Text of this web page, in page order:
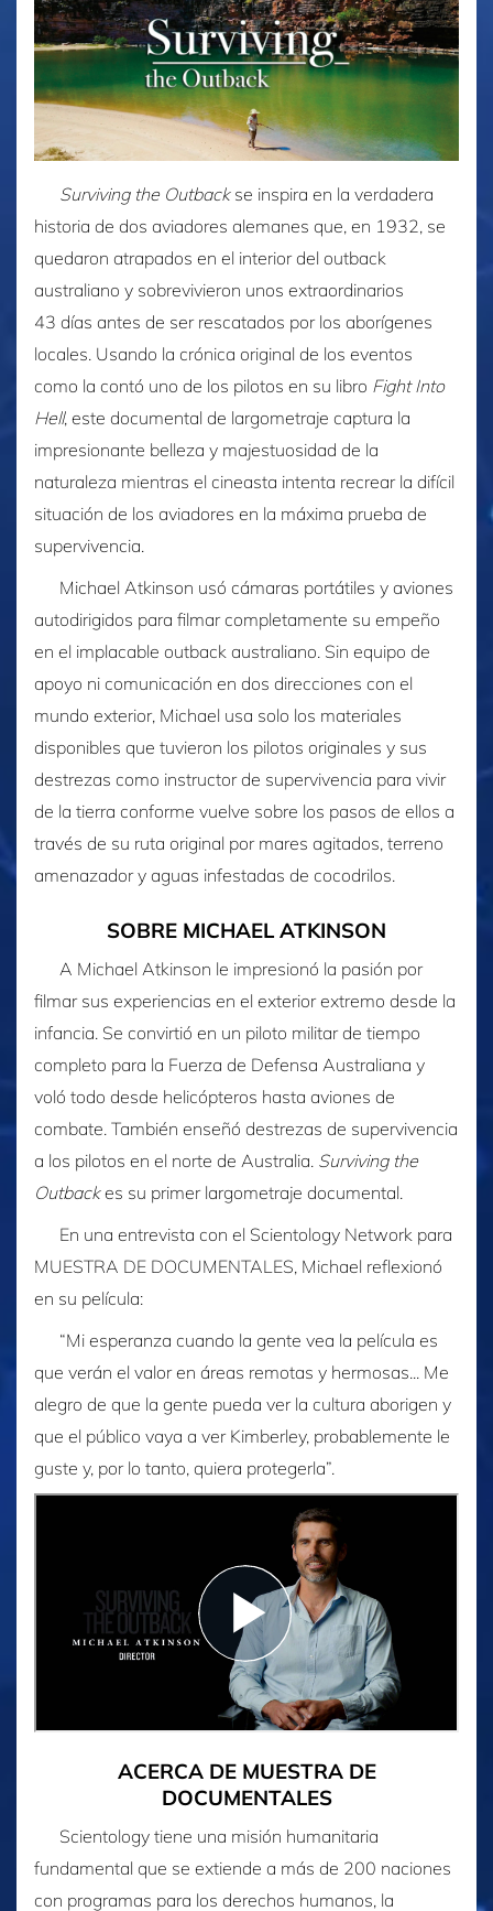
Surviving the Outbackse inspira en la verdadera
historia de dos aviadores alemanes que, en 1932, se
quedaron atrapados en el interior del outback
australiano y sobrevivieron unos extraordinarios
43 días antes de ser rescatados por los aborígenes
locales. Usando la crónica original de los eventos
como la contó uno de los pilotos en su libro Fight Into
Hell, este documental de largometraje captura la
impresionante belleza y majestuosidad de la
naturaleza mientras el cineasta intenta recrear la difícil
situación de los aviadores en la máxima prueba de
supervivencia.
Michael Atkinson usó cámaras portátiles y aviones
autodirigidos para filmar completamente su empeño
en el implacable outback australiano. Sin equipo de
apoyo ni comunicación en dos direcciones con el
mundo exterior, Michael usa solo los materiales
disponibles que tuvieron los pilotos originales y sus
destrezas como instructor de supervivencia para vivir
de la tierra conforme vuelve sobre los pasos de ellos a
través de su ruta original por mares agitados, terreno
amenazador y aguas infestadas de cocodrilos.
SOBRE MICHAEL ATKINSON
A Michael Atkinson le impresionó la pasión por
filmar sus experiencias en el exterior extremo desde la
infancia. Se convirtió en un piloto militar de tiempo
completo para la Fuerza de Defensa Australiana y
voló todo desde helicópteros hasta aviones de
combate. También enseñó destrezas de supervivencia
a los pilotos en el norte de Australia. Surviving the
Outbackes su primer largometraje documental.
En una entrevista con el Scientology Network para
MUESTRA DE DOCUMENTALES, Michael reflexionó
en su película:
“Mi esperanza cuando la gente vea la película es
que verán el valor en áreas remotas y hermosas... Me
alegro de que la gente pueda ver la cultura aborigen y
que el público vaya a ver Kimberley, probablemente le
guste y, por lo tanto, quiera protegerla”.
ACERCA DE MUESTRA DE
DOCUMENTALES
Scientology tiene una misión humanitaria
fundamental que se extiende a más de 200 naciones
con programas para los derechos humanos, la